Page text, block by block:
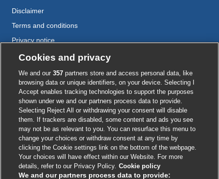
Disclaimer
Terms and conditions
Privacy notice
Cookie policy
Accessibility
External
link
opens
in
a
new
window
External
link
opens
in
a
new
window
External
link
opens
in
a
new
window
External
link
opens
in
a
new
window
External
link
opens
in
a
new
window
© BMJ Publishing Group 2026
ISSN 2515-9615
Cookies and privacy
We and our357 partners store and access personal data, like
browsing data or unique identifiers, on your device. Selecting I
Accept enables tracking technologies to support the purposes
shown under we and our partners process data to provide.
Selecting Reject All or withdrawing your consent will disable
them. If trackers are disabled, some content and ads you see
may not be as relevant to you. You can resurface this menu to
change your choices or withdraw consent at any time by
clicking the Cookie settings link on the bottom of the webpage.
Your choices will have effect within our Website. For more
details, refer to our Privacy Policy. Cookie policy
We and our partners process data to provide: